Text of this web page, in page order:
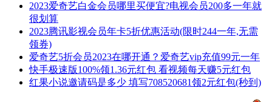
2023爱奇艺白金会员哪里买便宜?电视会员200多一年就
很划算
2023腾讯影视会员年卡5折优惠活动(限时244一年,无需
领券)
爱奇艺5折会员2023在哪开通？爱奇艺vip充值99元一年
快手极速版100%领1.36元红包 看视频每天赚5元红包
红果小说邀请码是多少 填写708520681领2元红包(秒到)